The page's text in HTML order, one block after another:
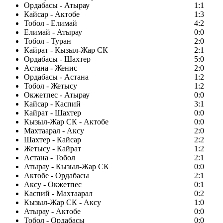
Ордабасы - Атырау
1:1
Кайсар - Актобе
1:3
Тобол - Елимай
4:2
Елимай - Атырау
0:0
Тобол - Туран
2:0
Кайрат - Кызыл-Жар СК
2:1
Ордабасы - Шахтер
5:0
Астана - Женис
2:0
Ордабасы - Астана
1:2
Тобол - Жетысу
1:2
Окжетпес - Атырау
0:0
Кайсар - Каспий
3:1
Кайрат - Шахтер
0:0
Кызыл-Жар СК - Актобе
0:0
Махтаарал - Аксу
2:0
Шахтер - Кайсар
2:2
Жетысу - Кайрат
1:2
Астана - Тобол
2:1
Атырау - Кызыл-Жар СК
0:0
Актобе - Ордабасы
2:1
Аксу - Окжетпес
0:1
Каспий - Махтаарал
0:2
Кызыл-Жар СК - Аксу
1:0
Атырау - Актобе
0:0
Тобол - Ордабасы
0:0